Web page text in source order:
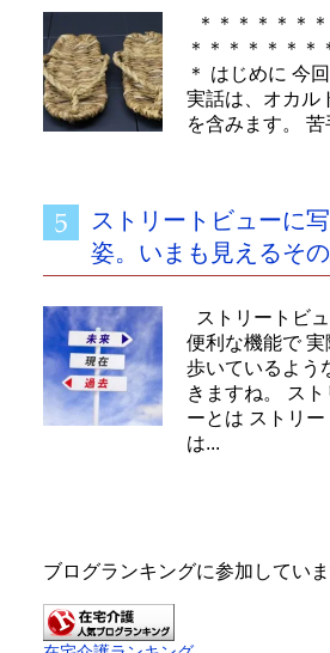
＊＊＊＊＊＊
＊＊＊＊＊＊＊
＊ はじめに 今
実話は、オカル
を含みます。 苦
ストリートビューに
姿。いまも見えるそ
ストリートビ
便利な機能で 実
歩いているよう
きますね。 スト
ーとは ストリー
は...
ブログランキングに参加していま